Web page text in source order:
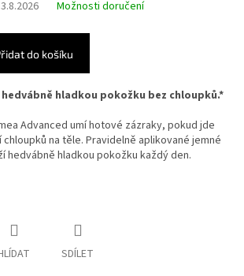
Možnosti doručení
do košíku
hladkou pokožku bez chloupků.*
Advanced umí hotové zázraky, pokud jde
na těle. Pravidelně aplikované jemné
hedvábně hladkou pokožku každý den.
SDÍLET